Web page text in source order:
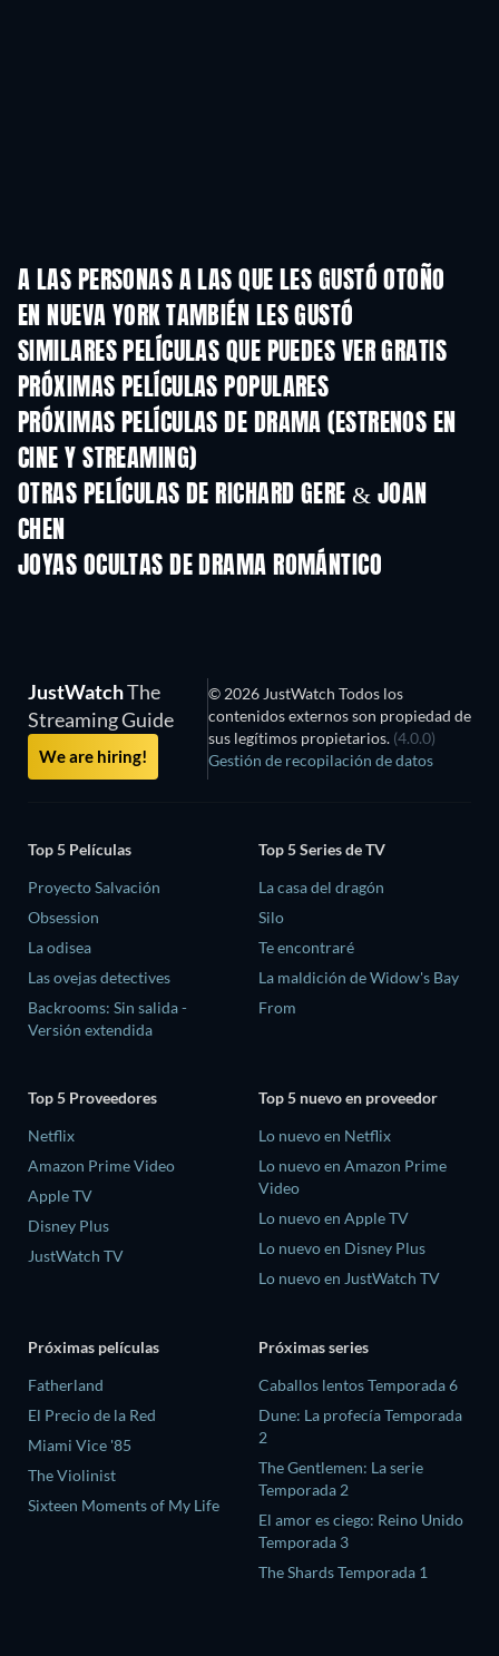
A LAS PERSONAS A LAS QUE LES GUSTÓ OTOÑO
EN NUEVA YORK TAMBIÉN LES GUSTÓ
SIMILARES PELÍCULAS QUE PUEDES VER GRATIS
PRÓXIMAS PELÍCULAS POPULARES
PRÓXIMAS PELÍCULAS DE DRAMA (ESTRENOS EN
CINE Y STREAMING)
OTRAS PELÍCULAS DE RICHARD GERE & JOAN
CHEN
JOYAS OCULTAS DE DRAMA ROMÁNTICO
TV
JustWatchThe
Streaming Guide
We are hiring!
© 2026 JustWatch Todos los
contenidos externos son propiedad de
sus legítimos propietarios. (4.0.0)
Gestión de recopilación de datos
Top 5 Películas
Proyecto Salvación
Obsession
La odisea
Las ovejas detectives
Backrooms: Sin salida -
Versión extendida
Top 5 Series de TV
La casa del dragón
Silo
Te encontraré
La maldición de Widow's Bay
From
Top 5 Proveedores
Netflix
Amazon Prime Video
Apple TV
Disney Plus
JustWatch TV
Top 5 nuevo en proveedor
Lo nuevo en Netflix
Lo nuevo en Amazon Prime
Video
Lo nuevo en Apple TV
Lo nuevo en Disney Plus
Lo nuevo en JustWatch TV
Próximas películas
Fatherland
El Precio de la Red
Miami Vice '85
The Violinist
Sixteen Moments of My Life
Próximas series
Caballos lentos Temporada 6
Dune: La profecía Temporada
2
The Gentlemen: La serie
Temporada 2
El amor es ciego: Reino Unido
Temporada 3
The Shards Temporada 1